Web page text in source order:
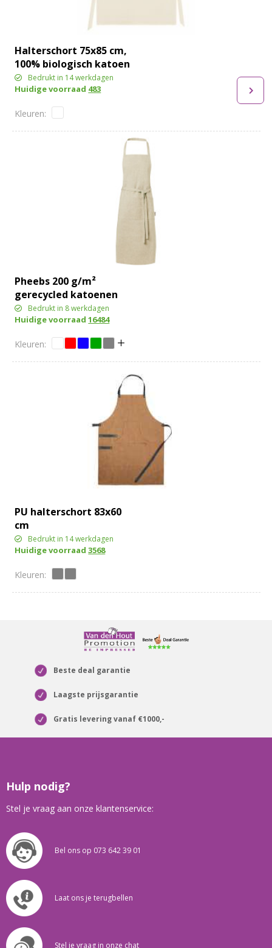
Halterschort 75x85 cm,
100% biologisch katoen
Bedrukt in 14 werkdagen
Huidige voorraad 483
Pheebs 200 g/m²
gerecycled katoenen
schort
Bedrukt in 8 werkdagen
Huidige voorraad16484
PU halterschort 83x60
cm
Bedrukt in 14 werkdagen
Huidige voorraad3568
Beste deal garantie
Laagste prijsgarantie
Gratis levering vanaf €1000,-
Hulp nodig?
Stel je vraag aan onze klantenservice:
Bel ons op 073 642 39 01
Laat ons je terugbellen
Stel je vraag in onze chat